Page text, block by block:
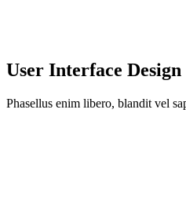
User Interface Design
Phasellus enim libero, blandit vel